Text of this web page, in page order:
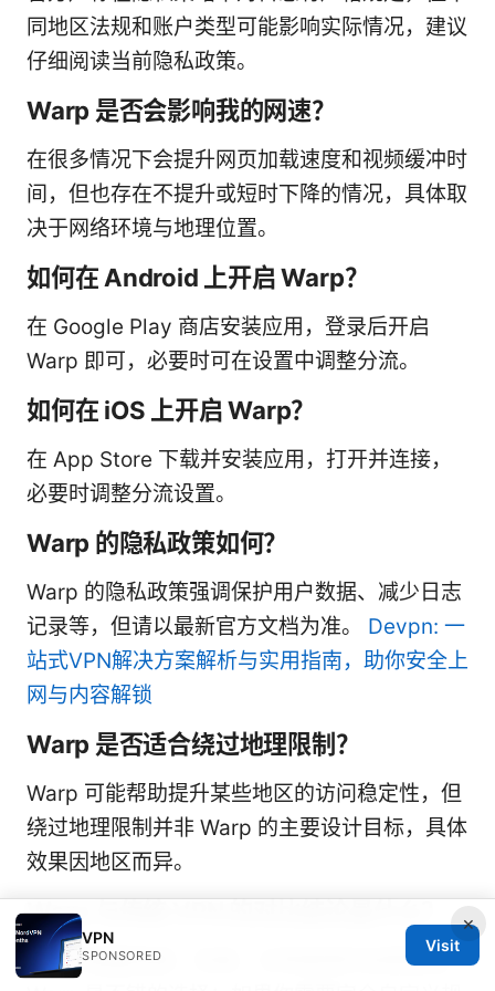
同地区法规和账户类型可能影响实际情况，建议
仔细阅读当前隐私政策。
Warp 是否会影响我的网速？
在很多情况下会提升网页加载速度和视频缓冲时
间，但也存在不提升或短时下降的情况，具体取
决于网络环境与地理位置。
如何在 Android 上开启 Warp？
在 Google Play 商店安装应用，登录后开启
Warp 即可，必要时可在设置中调整分流。
如何在 iOS 上开启 Warp？
在 App Store 下载并安装应用，打开并连接，
必要时调整分流设置。
Warp 的隐私政策如何？
Warp 的隐私政策强调保护用户数据、减少日志
记录等，但请以最新官方文档为准。 Devpn: 一
站式VPN解决方案解析与实用指南，助你安全上
网与内容解锁
Warp 是否适合绕过地理限制？
Warp 可能帮助提升某些地区的访问稳定性，但
绕过地理限制并非 Warp 的主要设计目标，具体
效果因地区而异。
Warp 与传统 VPN 的对比结论是什么？
如果你需要简便、快速、日常使用的加密隧道，
×
VPN
SPONSORED
Visit